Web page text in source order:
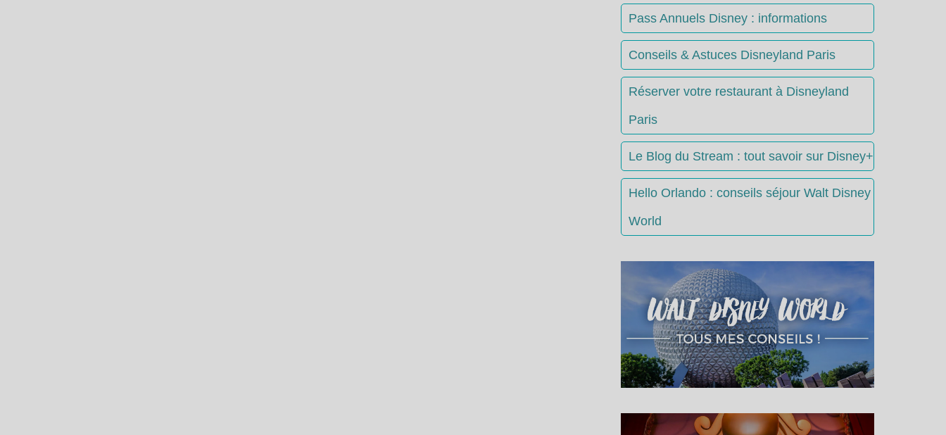
Pass Annuels Disney : informations
Conseils & Astuces Disneyland Paris
Réserver votre restaurant à Disneyland
Paris
Le Blog du Stream : tout savoir sur Disney+
Hello Orlando : conseils séjour Walt Disney
World